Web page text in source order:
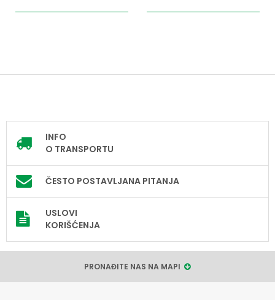
INFO
O TRANSPORTU
ČESTO POSTAVLJANA PITANJA
USLOVI
KORIŠĆENJA
PRONAĐITE NAS NA MAPI